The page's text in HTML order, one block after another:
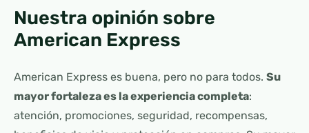
Nuestra opinión sobre
American Express
American Express es buena, pero no para todos. Su
mayor fortaleza es la experiencia completa:
atención, promociones, seguridad, recompensas,